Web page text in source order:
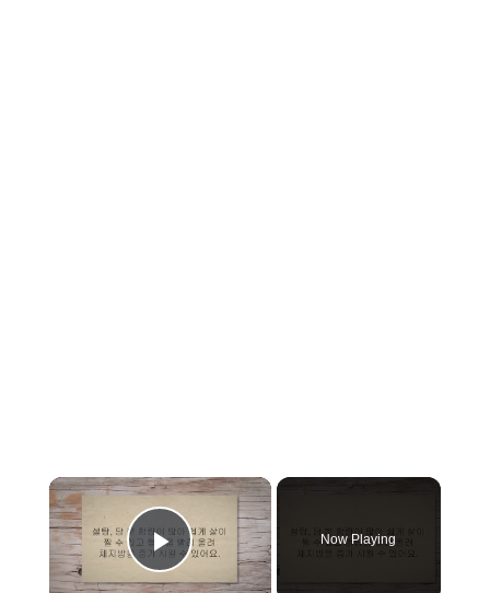
×
Play Video
Now Playing